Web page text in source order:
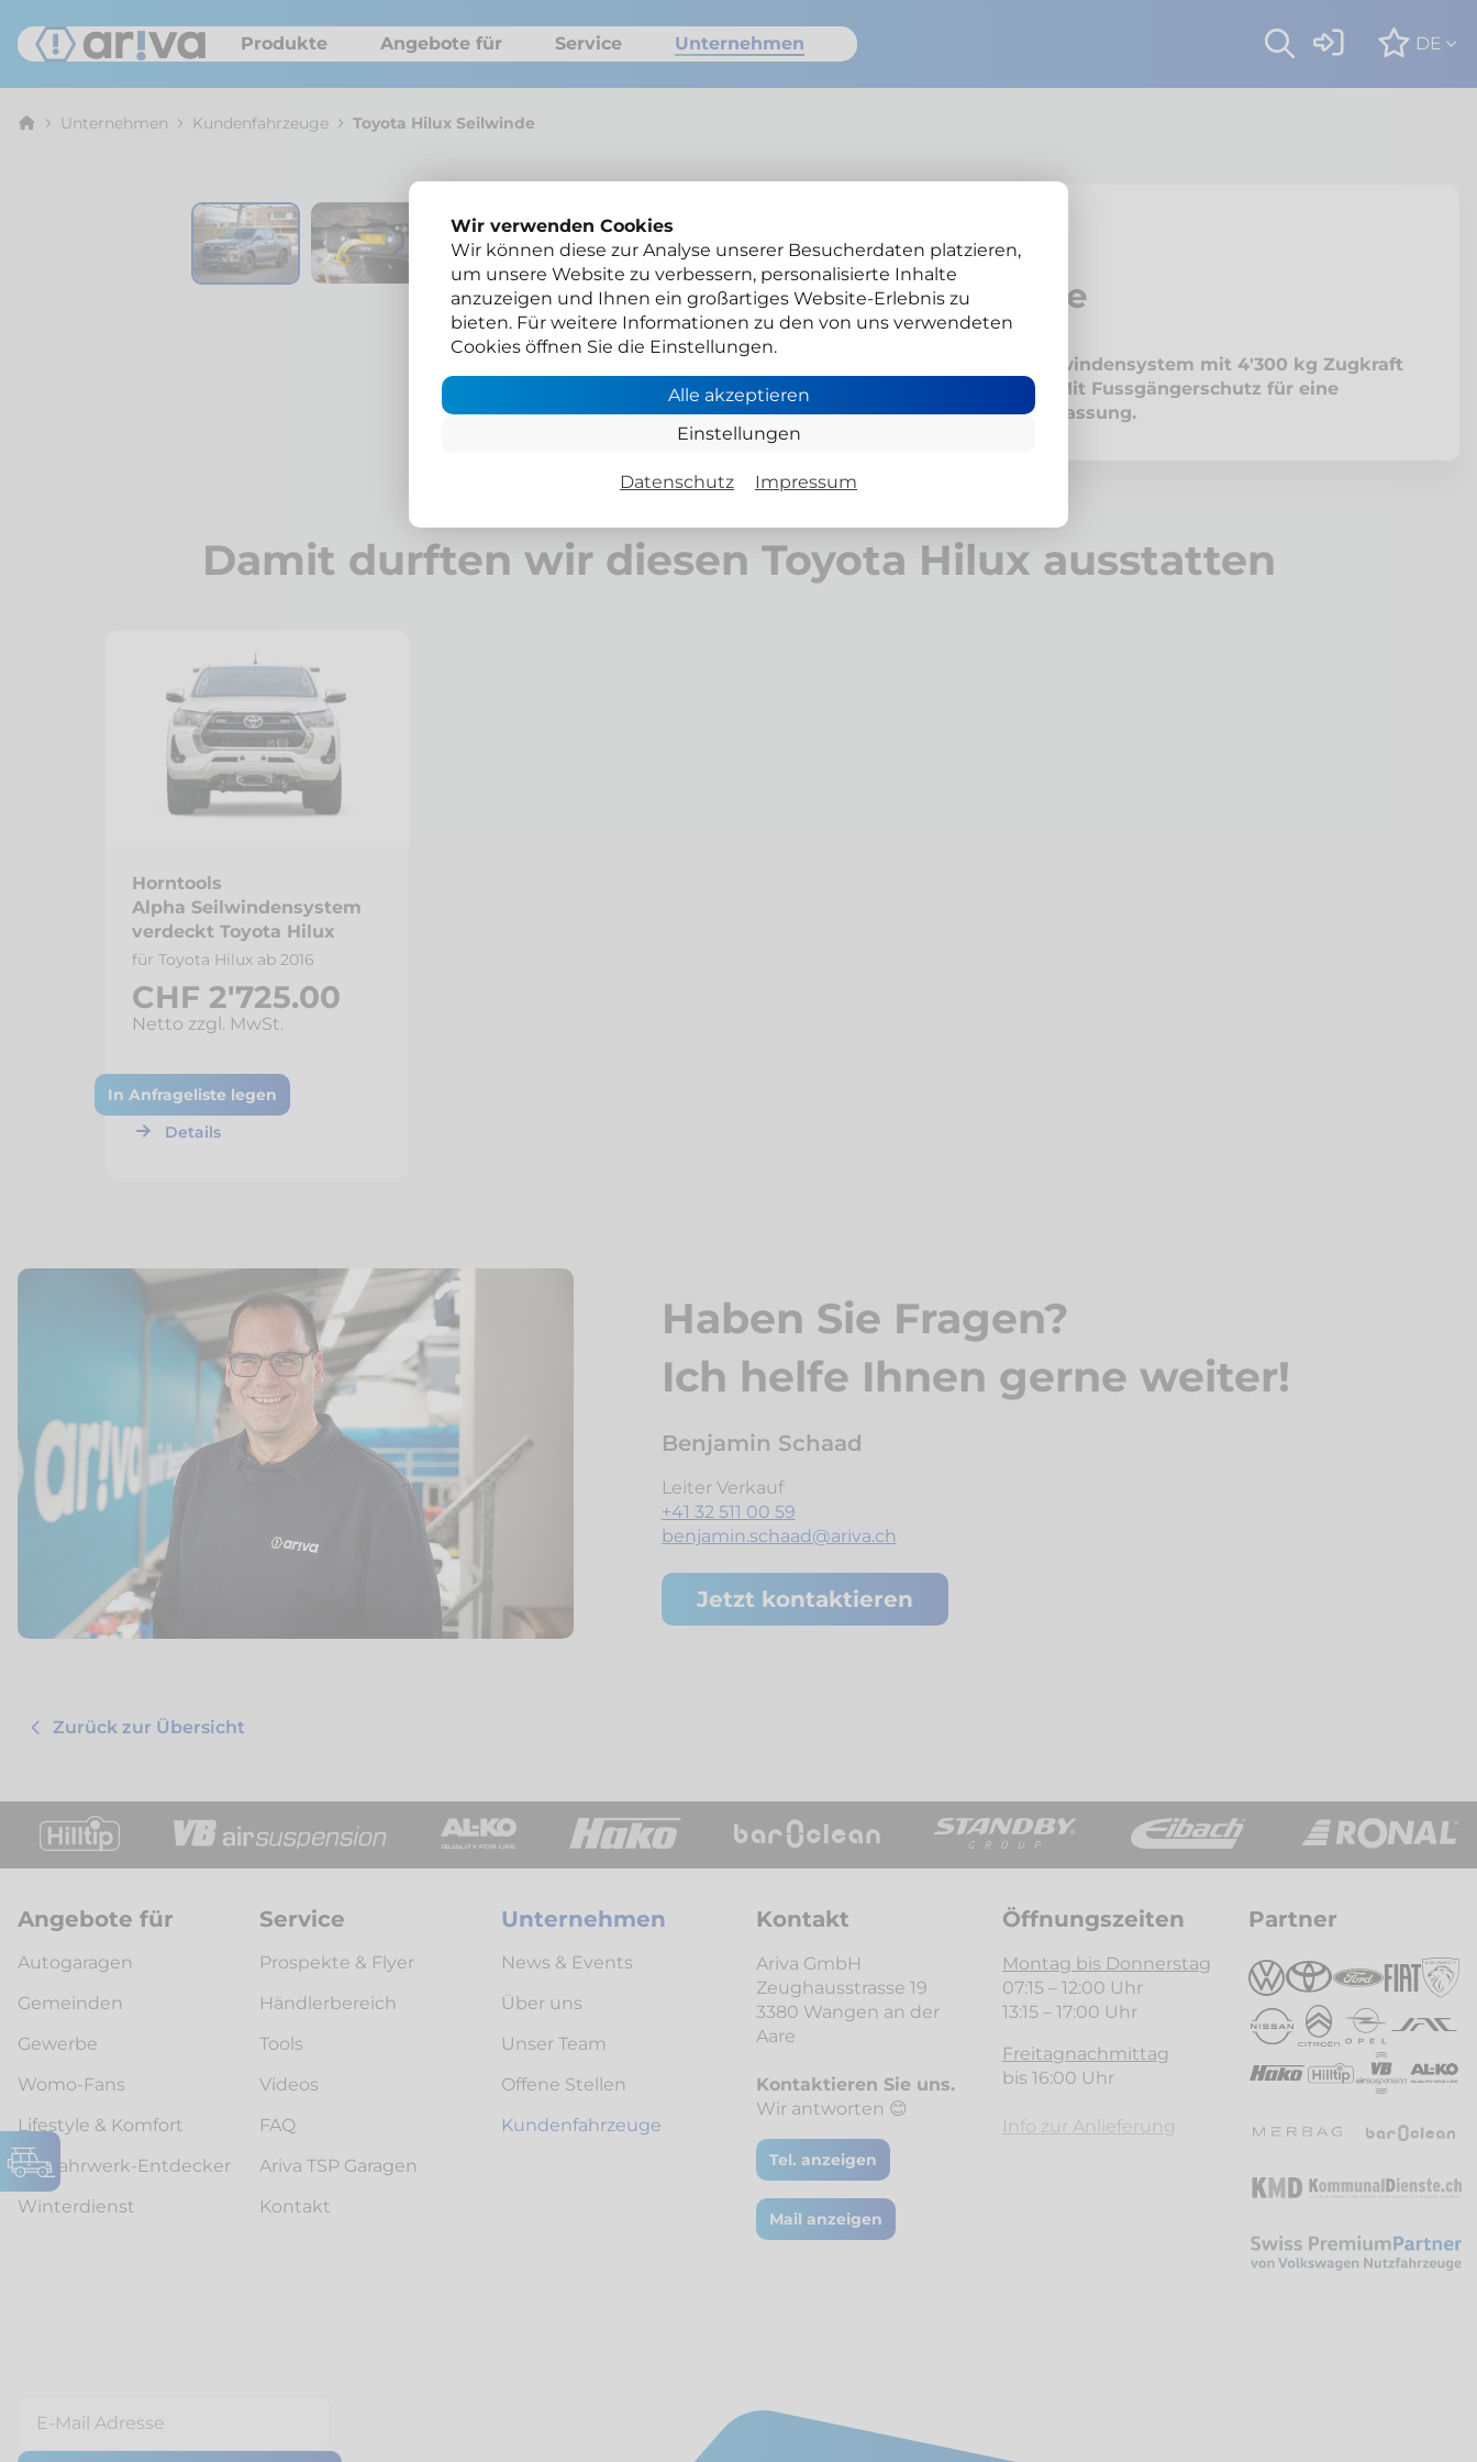
Produkte Angebote für Service Unternehmen DE
Unternehmen Kunden­fahrzeuge Toyota Hilux Seilwinde
Seilwinde
Verdecktes Seilwindensystem mit 4'300 kg Zugkraft
und 30 m Seil. Mit Fussgängerschutz für eine
problemlose Zulassung.
Damit durften wir diesen Toyota Hilux ausstatten
Horntools
Alpha Seilwindensystem
verdeckt Toyota Hilux
für Toyota Hilux ab 2016
CHF 2'725.00
Netto zzgl. MwSt.
In Anfrageliste legen
Details
Haben Sie Fragen?
Ich helfe Ihnen gerne weiter!
Benjamin Schaad
Leiter Verkauf
+41 32 511 00 59
benjamin.schaad@ariva.ch
Jetzt kontaktieren
Zurück zur Übersicht
Angebote für
Autogaragen
Gemeinden
Gewerbe
Womo-Fans
Lifestyle & Komfort
Luftfahrwerk-Entdecker
Winterdienst
Service
Prospekte & Flyer
Händlerbereich
Tools
Videos
FAQ
Ariva TSP Garagen
Kontakt
Unternehmen
News & Events
Über uns
Unser Team
Offene Stellen
Kunden­fahrzeuge
Kontakt
Ariva GmbH
Zeughausstrasse 19
3380 Wangen an der
Aare
Kontaktieren Sie uns.
Wir antworten 😊
Tel. anzeigen
Mail anzeigen
Öffnungszeiten
Montag bis Donnerstag
07:15 – 12:00 Uhr
13:15 – 17:00 Uhr
Freitagnachmittag
bis 16:00 Uhr
Info zur Anlieferung
Partner
Wir verwenden Cookies
Wir können diese zur Analyse unserer Besucherdaten platzieren,
um unsere Website zu verbessern, personalisierte Inhalte
anzuzeigen und Ihnen ein großartiges Website-Erlebnis zu
bieten. Für weitere Informationen zu den von uns verwendeten
Cookies öffnen Sie die Einstellungen.
Alle akzeptieren
Einstellungen
Datenschutz Impressum